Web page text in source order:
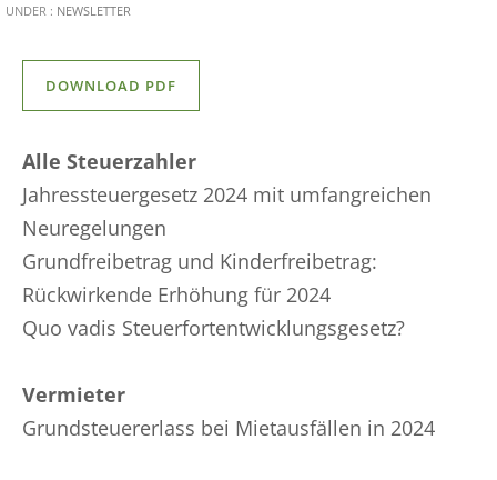
UNDER : NEWSLETTER
DOWNLOAD PDF
Alle Steuerzahler
Jahressteuergesetz 2024 mit umfangreichen
Neuregelungen
Grundfreibetrag und Kinderfreibetrag:
Rückwirkende Erhöhung für 2024
Quo vadis Steuerfortentwicklungsgesetz?
Vermieter
Grundsteuererlass bei Mietausfällen in 2024